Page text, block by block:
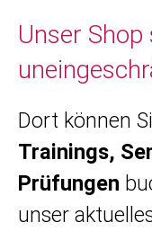
Unser
Dort können
Trainings,
Prüfungen
unser